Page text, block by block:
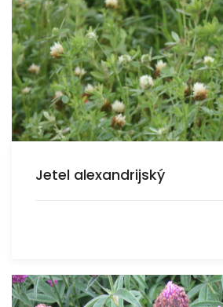
Jetel alexandrijský